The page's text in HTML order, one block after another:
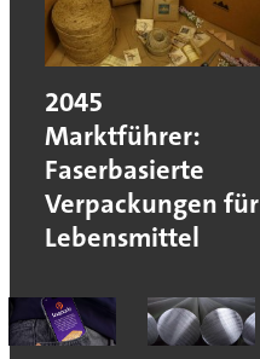
2045
Marktführer:
Faserbasierte
Verpackungen für
Lebensmittel